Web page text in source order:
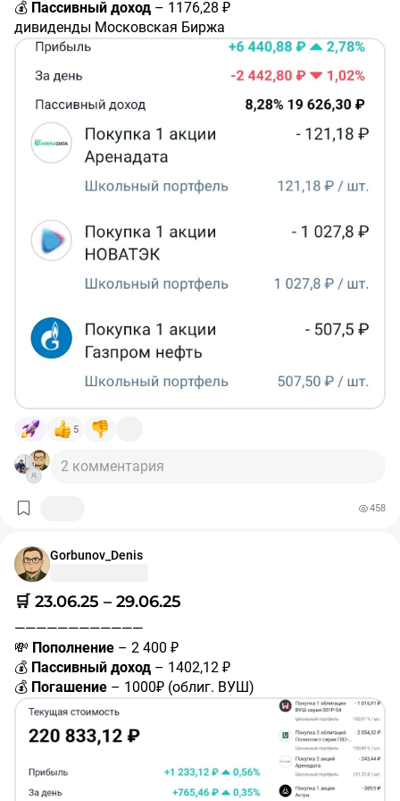
💰 Пассивный доход – 1176,28 ₽
дивиденды Московская Биржа
#MOEX– 908,40 ₽
купон ЕвроТранс БО-001Р-02
#RU000A105TS5
купон Полипласт АО П02-БО-05
#RU000A10BPN7
– 41,92 ₽
купон Каршеринг Руссия 001P-03
#RU000A106UW3– 22,52 ₽
купон Россети БО 001P-14R
купон Ростелеком 002P-09R
#RU000A1051E5– 87,26 ₽
купон СИБУР Холдинг 001Р-02
#RU000A10A7H3– 18,16 ₽
#RU000A104SU6– 58,58 ₽
🛒Новые покупки в
портфель:
✅ 1 акция НОВАТЭК #NVTK
✅ 1 акция Аренадата #DATA
✅ 1 акция Газпром нефть
✅ 1 облигация ФосАгро БО-П01-USD
#RU000A108LP2
Дата погашения –31.05.2029
Доходность к погашению – 5,03% (в долларах)
————————————
❗️Не является индивидуальной инвестиционной
#покупки
5
2 комментария
458
Gorbunov_Denis
🛒 23.06.25 – 29.06.25
————————————
💸 Пополнение – 2 400 ₽
💰 Пассивный доход – 1402,12 ₽
💰 Погашение – 1000₽ (облиг. ВУШ)
дивиденды ФосАгро
#PHOR – 76 ₽
дивиденды ЛУКОЙЛ
#LKOH– 471 ₽
дивиденды Татнефть